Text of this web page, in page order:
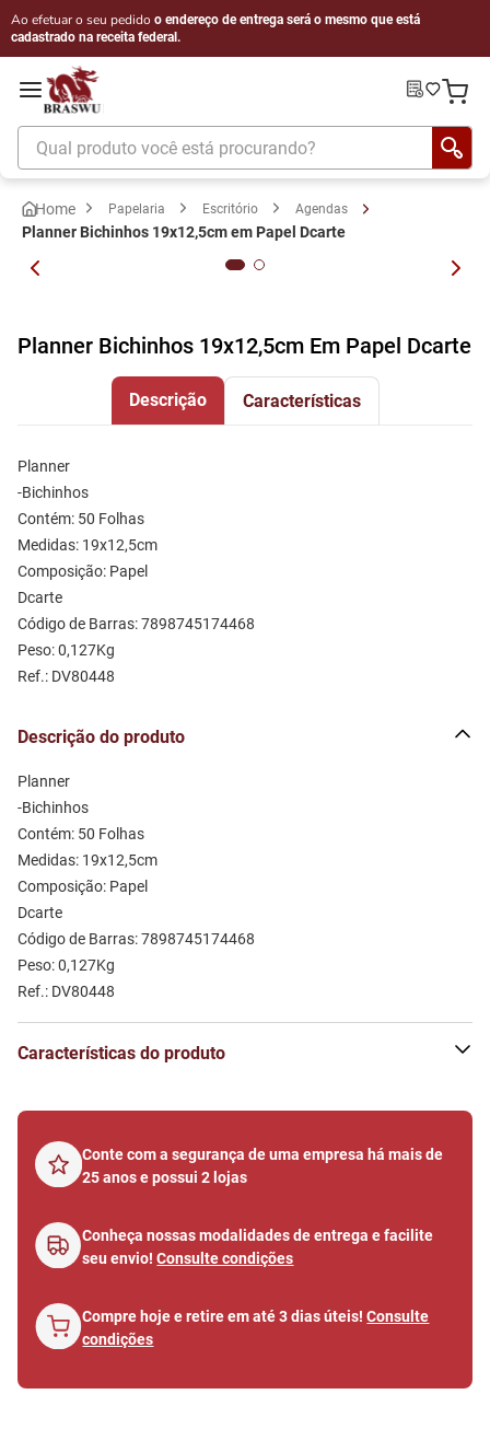
Ao efetuar o seu pedido o endereço de entrega será o mesmo que está
cadastrado na receita federal.
Qual produto você está procurando?
Papelaria Escritório Agendas
Planner Bichinhos 19x12,5cm em Papel Dcarte
Planner Bichinhos 19x12,5cm Em Papel Dcarte
Descrição Características
Planner
-Bichinhos
Contém: 50 Folhas
Medidas: 19x12,5cm
Composição: Papel
Dcarte
Código de Barras: 7898745174468
Peso: 0,127Kg
Ref.: DV80448
Descrição do produto
Planner
-Bichinhos
Contém: 50 Folhas
Medidas: 19x12,5cm
Composição: Papel
Dcarte
Código de Barras: 7898745174468
Peso: 0,127Kg
Ref.: DV80448
Características do produto
Conte com a segurança de uma empresa há mais de
25 anos e possui 2 lojas
Conheça nossas modalidades de entrega e facilite
seu envio!Consulte condições
Compre hoje e retire em até 3 dias úteis!Consulte
condições